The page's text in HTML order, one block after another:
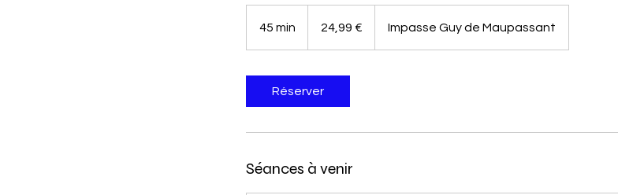
45 min 24,99 € Impasse Guy de Maupassant
Réserver
Séances à venir